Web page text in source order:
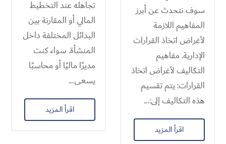
تجاهله عند التخطيط
المالي أو المقارنة بين
البدائل المختلفة داخل
المنشأة. سواء كنت
مديرًا ماليًا أو محاسبًا
يسعى...
اقرأ المزيد
سوف نتحدث عن أبرز
المفاهيم اللازمة
لأغراض اتخاذ القرارات
الإدارية. مفاهيم
التكاليف لأغراض اتخاذ
القرارات: يتم تقسيم
هذه التكاليف إلى:...
اقرأ المزيد